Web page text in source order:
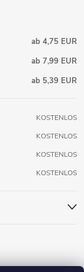
ab 4,75 EUR
ab 7,99 EUR
ab 5,39 EUR
KOSTENLOS
KOSTENLOS
KOSTENLOS
KOSTENLOS